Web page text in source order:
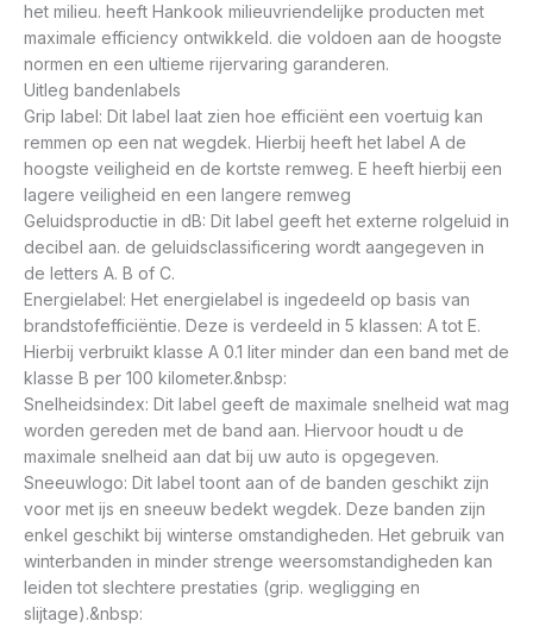
het milieu. heeft Hankook milieuvriendelijke producten met
maximale efficiency ontwikkeld. die voldoen aan de hoogste
normen en een ultieme rijervaring garanderen.
Uitleg bandenlabels
Grip label: Dit label laat zien hoe efficiënt een voertuig kan
remmen op een nat wegdek. Hierbij heeft het label A de
hoogste veiligheid en de kortste remweg. E heeft hierbij een
lagere veiligheid en een langere remweg
Geluidsproductie in dB: Dit label geeft het externe rolgeluid in
decibel aan. de geluidsclassificering wordt aangegeven in
de letters A. B of C.
Energielabel: Het energielabel is ingedeeld op basis van
brandstofefficiëntie. Deze is verdeeld in 5 klassen: A tot E.
Hierbij verbruikt klasse A 0.1 liter minder dan een band met de
klasse B per 100 kilometer.&nbsp:
Snelheidsindex: Dit label geeft de maximale snelheid wat mag
worden gereden met de band aan. Hiervoor houdt u de
maximale snelheid aan dat bij uw auto is opgegeven.
Sneeuwlogo: Dit label toont aan of de banden geschikt zijn
voor met ijs en sneeuw bedekt wegdek. Deze banden zijn
enkel geschikt bij winterse omstandigheden. Het gebruik van
winterbanden in minder strenge weersomstandigheden kan
leiden tot slechtere prestaties (grip. wegligging en
slijtage).&nbsp: